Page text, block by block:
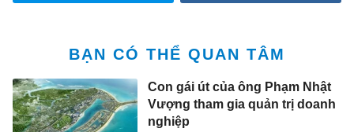
BẠN CÓ THỂ QUAN TÂM
Con gái út của ông Phạm Nhật
Vượng tham gia quản trị doanh
nghiệp